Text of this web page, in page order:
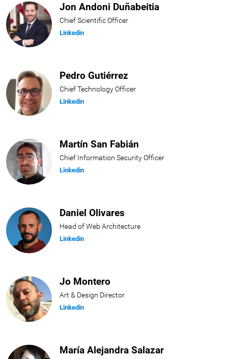
Jon Andoni Duñabeitia
Chief Scientific Officer
Linkedin
Pedro Gutiérrez
Chief Technology Officer
Linkedin
Martín San Fabián
Chief Information Security Officer
Linkedin
Daniel Olivares
Head of Web Architecture
Linkedin
Jo Montero
Art & Design Director
Linkedin
María Alejandra Salazar